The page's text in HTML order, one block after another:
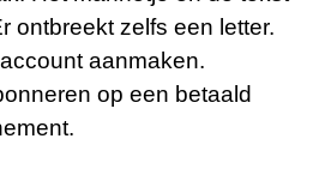
ontbreekt zelfs een letter.
aanmaken.
op een betaald